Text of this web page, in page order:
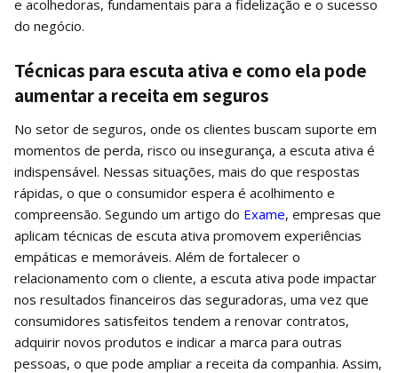
e acolhedoras, fundamentais para a fidelização e o sucesso
do negócio.
Técnicas para escuta ativa e como ela pode
aumentar a receita em seguros
No setor de seguros, onde os clientes buscam suporte em
momentos de perda, risco ou insegurança, a escuta ativa é
indispensável. Nessas situações, mais do que respostas
rápidas, o que o consumidor espera é acolhimento e
compreensão. Segundo um artigo do Exame, empresas que
aplicam técnicas de escuta ativa promovem experiências
empáticas e memoráveis. Além de fortalecer o
relacionamento com o cliente, a escuta ativa pode impactar
nos resultados financeiros das seguradoras, uma vez que
consumidores satisfeitos tendem a renovar contratos,
adquirir novos produtos e indicar a marca para outras
pessoas, o que pode ampliar a receita da companhia. Assim,